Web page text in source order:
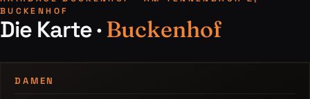
BUCKENHOF
Die Karte · Buckenhof
DAMEN